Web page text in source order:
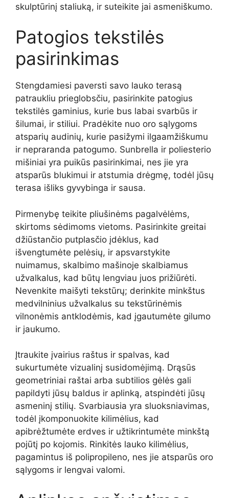
skulptūrinį staliuką, ir suteikite jai asmeniškumo.
Patogios tekstilės
pasirinkimas
Stengdamiesi paversti savo lauko terasą
patraukliu prieglobsčiu, pasirinkite patogius
tekstilės gaminius, kurie bus labai svarbūs ir
šilumai, ir stiliui. Pradėkite nuo oro sąlygoms
atsparių audinių, kurie pasižymi ilgaamžiškumu
ir nepraranda patogumo. Sunbrella ir poliesterio
mišiniai yra puikūs pasirinkimai, nes jie yra
atsparūs blukimui ir atstumia drėgmę, todėl jūsų
terasa išliks gyvybinga ir sausa.
Pirmenybę teikite pliušinėms pagalvėlėms,
skirtoms sėdimoms vietoms. Pasirinkite greitai
džiūstančio putplasčio įdėklus, kad
išvengtumėte pelėsių, ir apsvarstykite
nuimamus, skalbimo mašinoje skalbiamus
užvalkalus, kad būtų lengviau juos prižiūrėti.
Nevenkite maišyti tekstūrų; derinkite minkštus
medvilninius užvalkalus su tekstūrinėmis
vilnonėmis antklodėmis, kad įgautumėte gilumo
ir jaukumo.
Įtraukite įvairius raštus ir spalvas, kad
sukurtumėte vizualinį susidomėjimą. Drąsūs
geometriniai raštai arba subtilios gėlės gali
papildyti jūsų baldus ir aplinką, atspindėti jūsų
asmeninį stilių. Svarbiausia yra sluoksniavimas,
todėl įkomponuokite kilimėlius, kad
apibrėžtumėte erdves ir užtikrintumėte minkštą
pojūtį po kojomis. Rinkitės lauko kilimėlius,
pagamintus iš polipropileno, nes jie atsparūs oro
sąlygoms ir lengvai valomi.